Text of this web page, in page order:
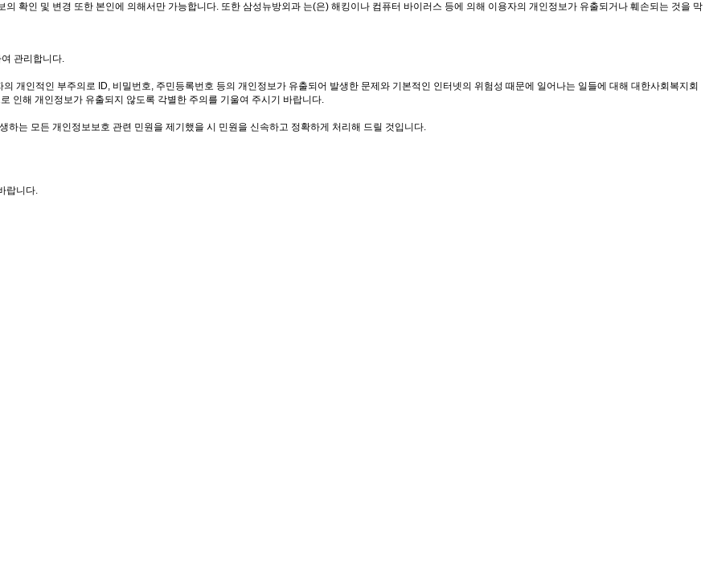
확인 및 변경 또한 본인에 의해서만 가능합니다. 또한 삼성뉴방외과 는(은) 해킹이나 컴퓨터 바이러스 등에 의해 이용자의 개인정보가 유출되거나 훼손되는 것을 막
관리합니다.
개인적인 부주의로 ID, 비밀번호, 주민등록번호 등의 개인정보가 유출되어 발생한 문제와 기본적인 인터넷의 위험성 때문에 일어나는 일들에 대해 대한사회복지회
인해 개인정보가 유출되지 않도록 각별한 주의를 기울여 주시기 바랍니다.
는 모든 개인정보보호 관련 민원을 제기했을 시 민원을 신속하고 정확하게 처리해 드릴 것입니다.
랍니다.